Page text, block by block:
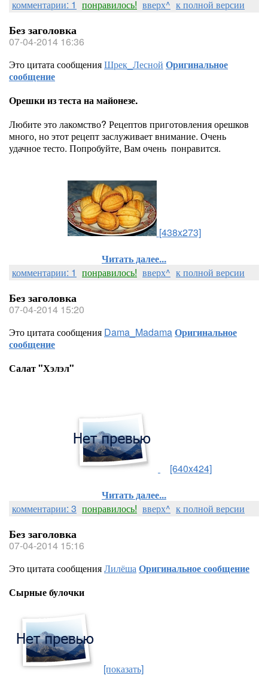
комментарии: 1 понравилось! вверх^ к полной версии
Без заголовка
07-04-2014 16:36
Это цитата сообщенияШрек_Лесной Оригинальное
сообщение
Орешки из теста на майонезе.
Любите это лакомство? Рецептов приготовления орешков
много, но этот рецепт заслуживает внимание. Очень
удачное тесто. Попробуйте, Вам очень понравится.
[438x273]
Читать далее...
комментарии: 1 понравилось! вверх^ к полной версии
Без заголовка
07-04-2014 15:20
Это цитата сообщения Dama_MadamaОригинальное
сообщение
Салат "Хэлэл"
[640x424]
Читать далее...
комментарии: 3 понравилось! вверх^ к полной версии
Без заголовка
07-04-2014 15:16
Это цитата сообщенияЛилёшаОригинальное сообщение
Сырные булочки
[показать]